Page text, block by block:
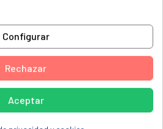
Configurar
Rechazar
Aceptar